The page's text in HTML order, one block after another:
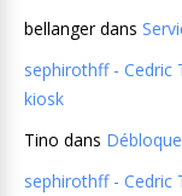
bellangerdans
sephirothff - Cedric
kiosk
Tino dans
sephirothff - Cedric